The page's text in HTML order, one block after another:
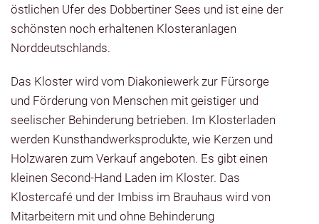
östlichen Ufer des Dobbertiner Sees und ist eine der
schönsten noch erhaltenen Klosteranlagen
Norddeutschlands.
Das Kloster wird vom Diakoniewerk zur Fürsorge
und Förderung von Menschen mit geistiger und
seelischer Behinderung betrieben. Im Klosterladen
werden Kunsthandwerksprodukte, wie Kerzen und
Holzwaren zum Verkauf angeboten. Es gibt einen
kleinen Second-Hand Laden im Kloster. Das
Klostercafé und der Imbiss im Brauhaus wird von
Mitarbeitern mit und ohne Behinderung